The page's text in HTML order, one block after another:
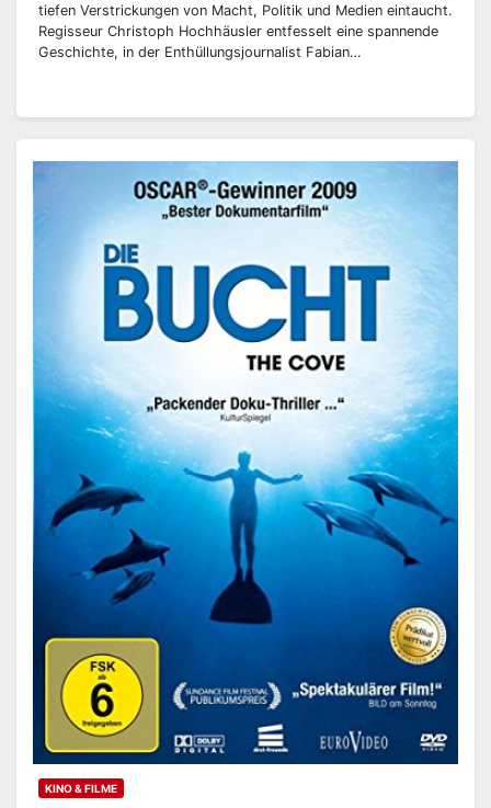
tiefen Verstrickungen von Macht, Politik und Medien eintaucht.
Regisseur Christoph Hochhäusler entfesselt eine spannende
Geschichte, in der Enthüllungsjournalist Fabian…
KINO & FILME